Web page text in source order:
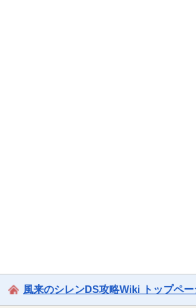
風来のシレンDS攻略Wiki トップペー